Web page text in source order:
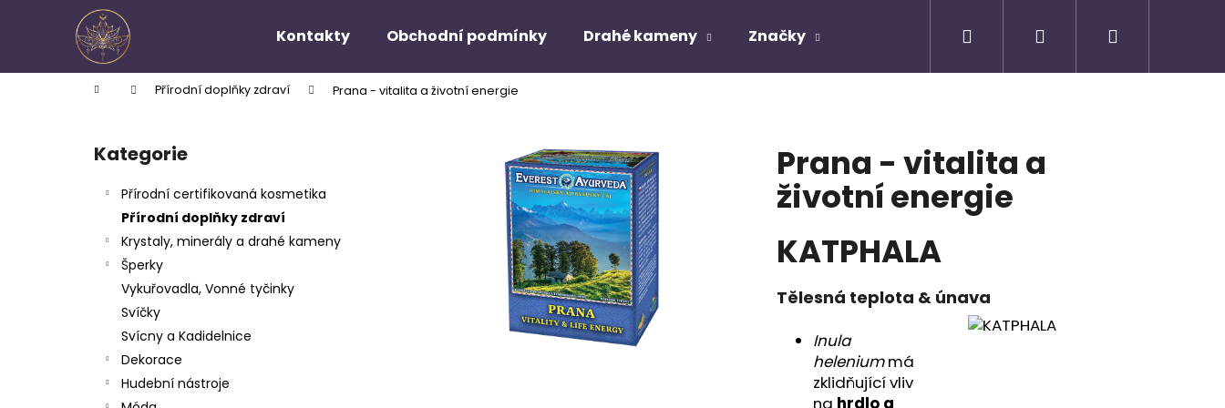
Kontakty Obchodní podmínky Drahé kameny Značky Přihlášení
Domů Přírodní doplňky zdraví Prana - vitalita a životní energie
Přeskočit
kategorie
Kategorie
Přírodní certifikovaná kosmetika
Přírodní doplňky zdraví
Krystaly, minerály a drahé kameny
Šperky
Vykuřovadla, Vonné tyčinky
Svíčky
Svícny a Kadidelnice
Dekorace
Hudební nástroje
Prana - vitalita a
životní energie
KATPHALA
Tělesná teplota & únava
Inula
helenium má
zklidňující vliv
na hrdlo a
í
Zpět
do
Zpět
do
Co potřebujete najít?
Doporučujeme